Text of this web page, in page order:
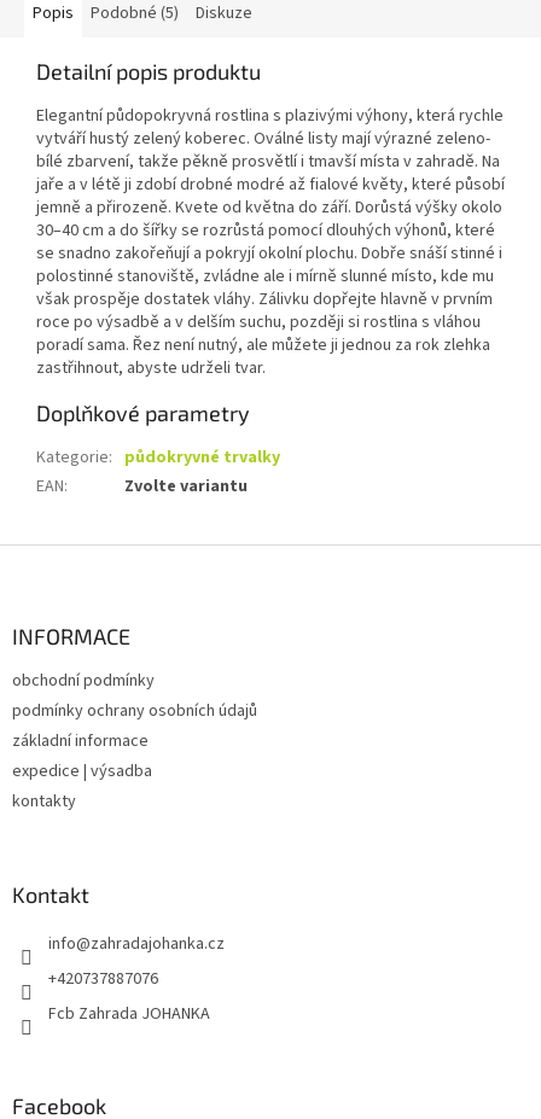
Popis Podobné (5) Diskuze
Detailní popis produktu
Elegantní půdopokryvná rostlina s plazivými výhony, která rychle
vytváří hustý zelený koberec. Oválné listy mají výrazné zeleno-
bílé zbarvení, takže pěkně prosvětlí i tmavší místa v zahradě. Na
jaře a v létě ji zdobí drobné modré až fialové květy, které působí
jemně a přirozeně. Kvete od května do září. Dorůstá výšky okolo
30–40 cm a do šířky se rozrůstá pomocí dlouhých výhonů, které
se snadno zakořeňují a pokryjí okolní plochu. Dobře snáší stinné i
polostinné stanoviště, zvládne ale i mírně slunné místo, kde mu
však prospěje dostatek vláhy. Zálivku dopřejte hlavně v prvním
roce po výsadbě a v delším suchu, později si rostlina s vláhou
poradí sama. Řez není nutný, ale můžete ji jednou za rok zlehka
zastřihnout, abyste udrželi tvar.
Doplňkové parametry
Kategorie: půdokryvné trvalky
EAN: Zvolte variantu
INFORMACE
obchodní podmínky
podmínky ochrany osobních údajů
základní informace
expedice | výsadba
kontakty
Kontakt
info@zahradajohanka.cz
+420737887076
Fcb Zahrada JOHANKA
Facebook